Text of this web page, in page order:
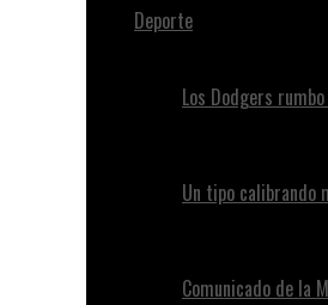
Deporte
Los Dodgers
Un tipo calibrando
Comunicado de la